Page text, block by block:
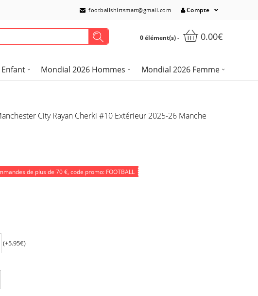
footballshirtsmart@gmail.com Compte
0 élément(s) - 0.00€
Mondial 2026 Hommes Mondial 2026 Femme
City Rayan Cherki #10 Extérieur 2025-26 Manche
de plus de 70 €, code promo: FOOTBALL
(+5.95€)